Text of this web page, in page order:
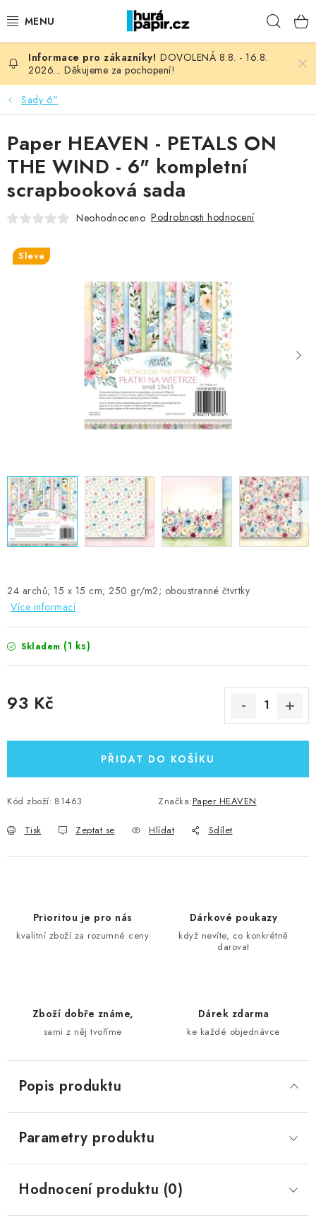
na
NOVINKY
HURÁ DÍLNA
VŠECHNO ZBOŽÍ
KNIHAŘSKÝ MATERIÁL
OBLÍBENÉ ♥️
FOTORECENZE
MOJE OBJEDNÁVKA
Kontakty Moje objednávka
Oblíbené ♥️
Hodnocení obchodu
Obchodní podmínky
DOVOLENÁ 8.8. - 16.8.
2026... Děkujeme za pochopení!
Sady 6"
24 archů; 15 x 15 cm; 250 gr/m2; oboustranné čtvrtky
Více informací
Skladem (1 ks)
93 Kč
PŘIDAT DO KOŠÍKU
Kód zboží: 81463 Značka:Paper HEAVEN
Tisk Zeptat se Hlídat Sdílet
Paper HEAVEN - PETALS ON
THE WIND - 6" kompletní
scrapbooková sada
Neohodnoceno Podrobnosti hodnocení
Sleva
Prioritou je pro nás
kvalitní zboží za rozumné ceny
Dárkové poukazy
když nevíte, co konkrétně
darovat
Zboží dobře známe,
sami z něj tvoříme
Dárek zdarma
ke každé objednávce
Popis produktu
Parametry produktu
Hodnocení produktu (0)